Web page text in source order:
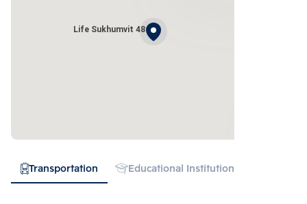
Life Sukhumvit 48
Transportation Educational Institution